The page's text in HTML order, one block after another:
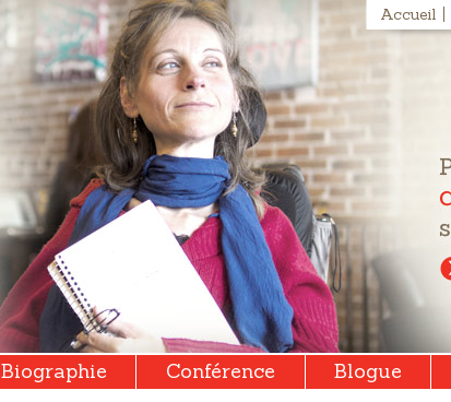
Accueil
Biographie Conférence Blogue